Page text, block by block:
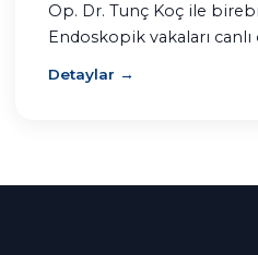
Op. Dr. Tunç Koç ile
Endoskopik vakaları
Detaylar →